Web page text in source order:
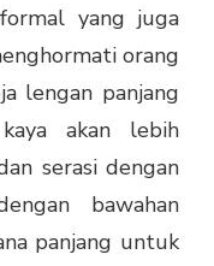
yang juga
orang
lengan panjang
akan lebih
serasi dengan
bawahan
panjang untuk